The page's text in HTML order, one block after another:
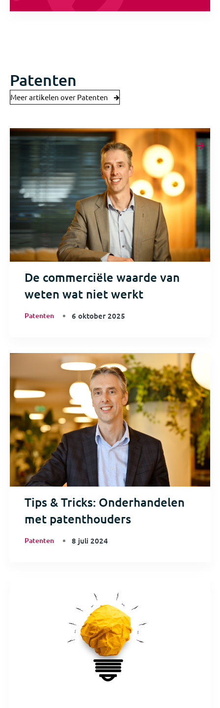
Patenten
Meer artikelen over Patenten
De commerciële waarde van
weten wat niet werkt
Patenten 6 oktober 2025
Tips & Tricks: Onderhandelen
met patenthouders
Patenten 8 juli 2024